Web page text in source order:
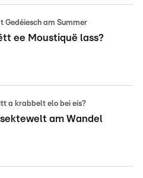
Gedéiesch am Summer
ee Moustiquë lass?
a krabbelt elo bei eis?
am Wandel